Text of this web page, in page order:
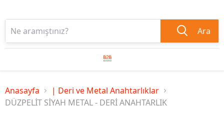
Ara
Anasayfa
| Deri ve Metal Anahtarlıklar
DÜZPELİT SİYAH METAL - DERİ ANAHTARLIK